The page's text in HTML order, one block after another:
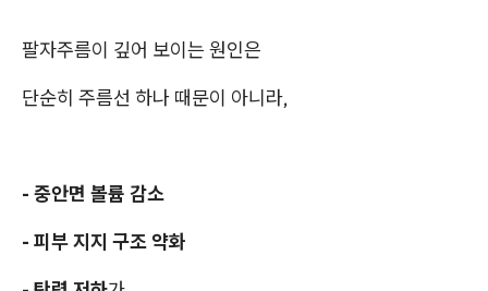
팔자주름이 깊어 보이는 원인은
단순히 주름선 하나 때문이 아니라,
- 중안면 볼륨 감소
- 피부 지지 구조 약화